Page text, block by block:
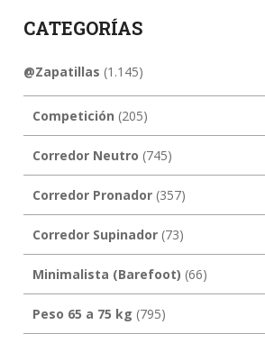
CATEGORÍAS
@Zapatillas (1.145)
Competición (205)
Corredor Neutro (745)
Corredor Pronador(357)
Corredor Supinador(73)
Minimalista (Barefoot) (66)
Peso 65 a 75 kg (795)